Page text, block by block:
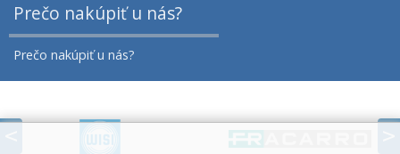
Prečo nakúpiť u nás?
Prečo nakúpiť u nás?